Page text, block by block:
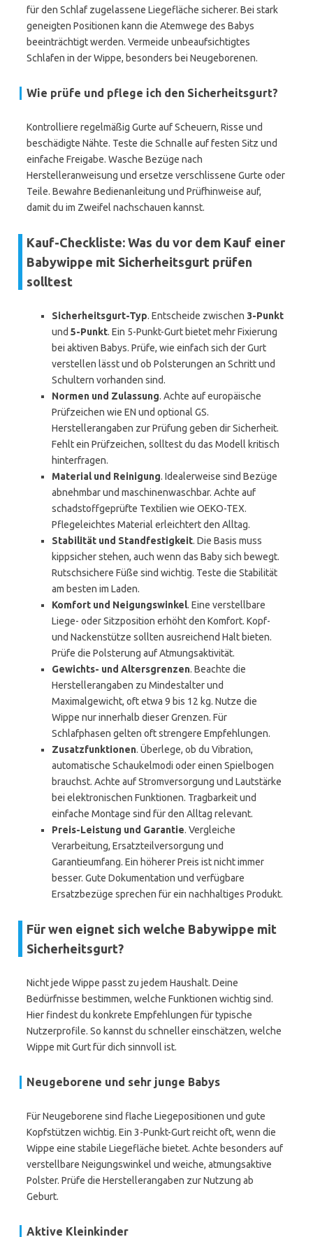
für den Schlaf zugelassene Liegefläche sicherer. Bei stark
geneigten Positionen kann die Atemwege des Babys
beeinträchtigt werden. Vermeide unbeaufsichtigtes
Schlafen in der Wippe, besonders bei Neugeborenen.
Wie prüfe und pflege ich den Sicherheitsgurt?
Kontrolliere regelmäßig Gurte auf Scheuern, Risse und
beschädigte Nähte. Teste die Schnalle auf festen Sitz und
einfache Freigabe. Wasche Bezüge nach
Herstelleranweisung und ersetze verschlissene Gurte oder
Teile. Bewahre Bedienanleitung und Prüfhinweise auf,
damit du im Zweifel nachschauen kannst.
Kauf-Checkliste: Was du vor dem Kauf einer
Babywippe mit Sicherheitsgurt prüfen
solltest
Sicherheitsgurt-Typ. Entscheide zwischen 3-Punkt
und 5-Punkt. Ein 5-Punkt-Gurt bietet mehr Fixierung
bei aktiven Babys. Prüfe, wie einfach sich der Gurt
verstellen lässt und ob Polsterungen an Schritt und
Schultern vorhanden sind.
Normen und Zulassung. Achte auf europäische
Prüfzeichen wie EN und optional GS.
Herstellerangaben zur Prüfung geben dir Sicherheit.
Fehlt ein Prüfzeichen, solltest du das Modell kritisch
hinterfragen.
Material und Reinigung. Idealerweise sind Bezüge
abnehmbar und maschinenwaschbar. Achte auf
schadstoffgeprüfte Textilien wie OEKO-TEX.
Pflegeleichtes Material erleichtert den Alltag.
Stabilität und Standfestigkeit. Die Basis muss
kippsicher stehen, auch wenn das Baby sich bewegt.
Rutschsichere Füße sind wichtig. Teste die Stabilität
am besten im Laden.
Komfort und Neigungswinkel. Eine verstellbare
Liege- oder Sitzposition erhöht den Komfort. Kopf-
und Nackenstütze sollten ausreichend Halt bieten.
Prüfe die Polsterung auf Atmungsaktivität.
Gewichts- und Altersgrenzen. Beachte die
Herstellerangaben zu Mindestalter und
Maximalgewicht, oft etwa 9 bis 12 kg. Nutze die
Wippe nur innerhalb dieser Grenzen. Für
Schlafphasen gelten oft strengere Empfehlungen.
Zusatzfunktionen. Überlege, ob du Vibration,
automatische Schaukelmodi oder einen Spielbogen
brauchst. Achte auf Stromversorgung und Lautstärke
bei elektronischen Funktionen. Tragbarkeit und
einfache Montage sind für den Alltag relevant.
Preis-Leistung und Garantie. Vergleiche
Verarbeitung, Ersatzteilversorgung und
Garantieumfang. Ein höherer Preis ist nicht immer
besser. Gute Dokumentation und verfügbare
Ersatzbezüge sprechen für ein nachhaltiges Produkt.
Für wen eignet sich welche Babywippe mit
Sicherheitsgurt?
Nicht jede Wippe passt zu jedem Haushalt. Deine
Bedürfnisse bestimmen, welche Funktionen wichtig sind.
Hier findest du konkrete Empfehlungen für typische
Nutzerprofile. So kannst du schneller einschätzen, welche
Wippe mit Gurt für dich sinnvoll ist.
Neugeborene und sehr junge Babys
Für Neugeborene sind flache Liegepositionen und gute
Kopfstützen wichtig. Ein 3-Punkt-Gurt reicht oft, wenn die
Wippe eine stabile Liegefläche bietet. Achte besonders auf
verstellbare Neigungswinkel und weiche, atmungsaktive
Polster. Prüfe die Herstellerangaben zur Nutzung ab
Geburt.
Aktive Kleinkinder